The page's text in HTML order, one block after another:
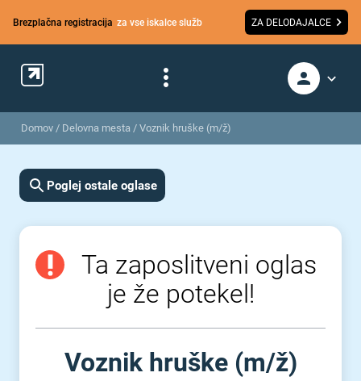
Brezplačna registracija za vse iskalce služb ZA DELODAJALCE
Domov / Delovna mesta / Voznik hruške (m/ž)
Poglej ostale oglase
Ta zaposlitveni oglas
je že potekel!
Voznik hruške (m⁠/⁠ž)